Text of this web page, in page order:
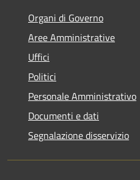
Organi di Governo
Aree Amministrative
Uffici
Politici
Personale Amministrativo
Documenti e dati
Segnalazione disservizio